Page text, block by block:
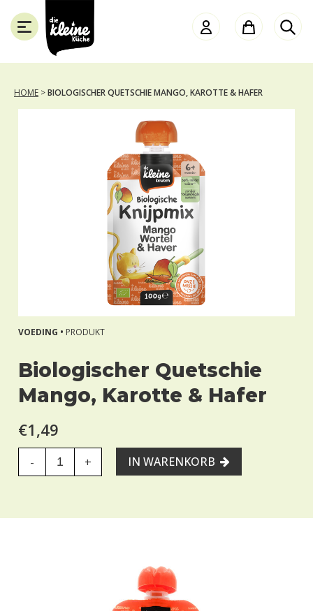
Die
Kleine
Küche
SLUITEN
HOME >BIOLOGISCHER QUETSCHIE MANGO, KAROTTE & HAFER
VOEDING • PRODUKT
Biologischer Quetschie
Mango, Karotte & Hafer
€1,49
- + IN WARENKORB